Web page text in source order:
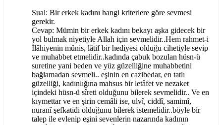
Sual: Bir erkek kadını hangi kriterlere göre sevmesi
gerekir.
Cevap: Mümin bir erkek kadını bekayı aşka gidecek bir
yol bulmak niyetiyle Allah için sevmelidir..Hem rahmet-i
İlâhiyenin mûnis, lâtif bir hediyesi olduğu cihetiyle sevip
ve muhabbet etmelidir..kadında çabuk bozulan hüsn-ü
suretine yani beden ve yüz güzelliğine muhabbetini
bağlamadan sevmeli.. eşinin en cazibedar, en tatlı
güzelliği, kadınlığına mahsus bir letâfet ve nezaket
içindeki hüsn-ü sîreti olduğunu bilerek sevmelidir.. Ve en
kıymettar ve en şirin cemâli ise, ulvî, ciddî, samimî,
nuranî şefkatidi olduğunu bilerek istemelidir..böyle bir
talep ile evlenip eşini sevenlerin nazarında kadının